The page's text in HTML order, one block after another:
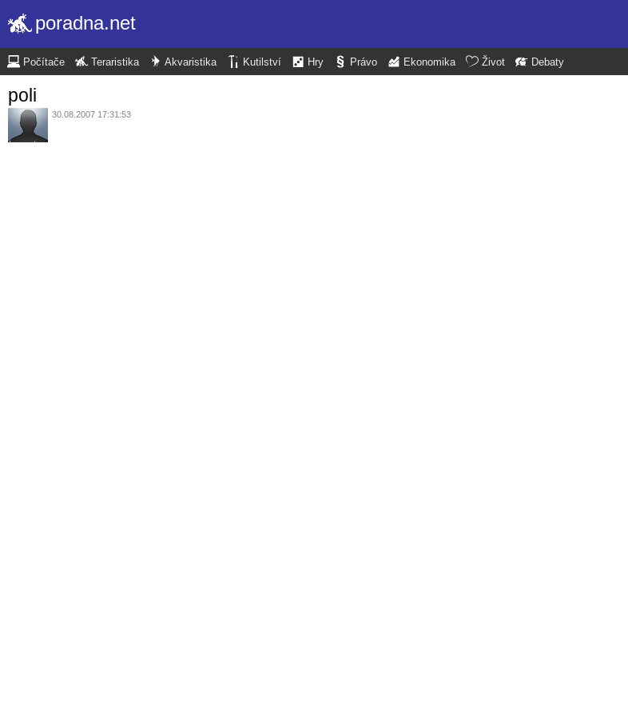
poradna.net
Počítače Teraristika Akvaristika Kutilství Hry Právo Ekonomika Život Debaty
poli
30.08.2007 17:31:53